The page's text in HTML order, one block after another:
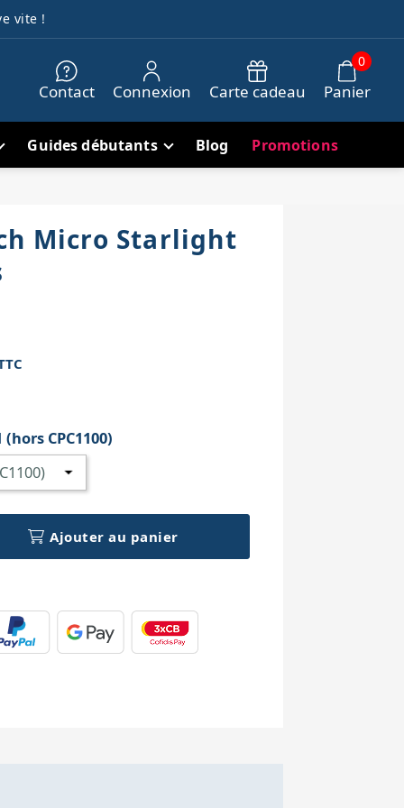
vite !
Contact Connexion Carte cadeau Panier
0
Guides débutants Blog Promotions
Micro Starlight
CPC1100)
Ajouter au panier